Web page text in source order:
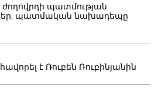
ժողովրդի պատմության
պատմական նախադեպը
է Ռուբեն Ռուբինյանին